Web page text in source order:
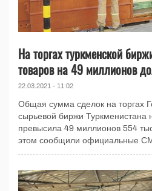
На торгах туркменской
товаров на 49 миллионов
22.03.2021 - 11:02
Общая сумма сделок на торгах
сырьевой биржи Туркменистана
превысила 49 миллионов 554
этом сообщили официальные